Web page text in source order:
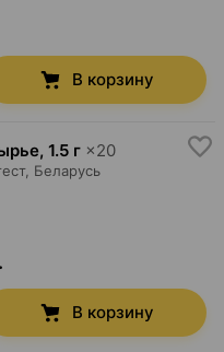
В корзину
, 1.5 г ×20
, Беларусь
В корзину